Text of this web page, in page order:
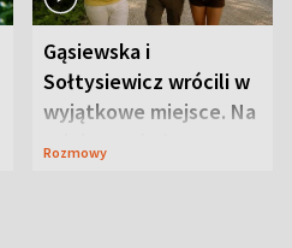
Gąsiewska i
Sołtysiewicz wrócili w
wyjątkowe miejsce. Na
szlaku czekał
Rozmowy